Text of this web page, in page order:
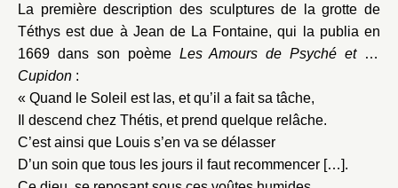
La première description des sculptures de la grotte de
Téthys est due à Jean de La Fontaine, qui la publia en
1669 dans son poème Les Amours de Psyché et de
Cupidon :
« Quand le Soleil est las, et qu’il a fait sa tâche,
Il descend chez Thétis, et prend quelque relâche.
C’est ainsi que Louis s’en va se délasser
D’un soin que tous les jours il faut recommencer […].